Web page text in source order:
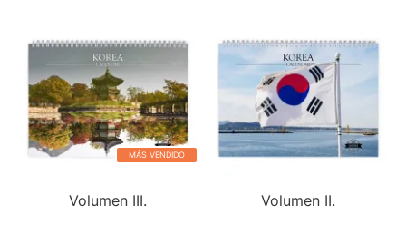
MÁS VENDIDO
Volumen III. Volumen II.